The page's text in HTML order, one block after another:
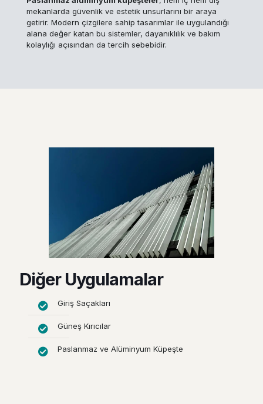
mekanlarda güvenlik ve estetik unsurlarını bir araya
getirir. Modern çizgilere sahip tasarımlar ile uygulandığı
alana değer katan bu sistemler, dayanıklılık ve bakım
kolaylığı açısından da tercih sebebidir.
Diğer Uygulamalar
Giriş Saçakları
Güneş Kırıcılar
Paslanmaz ve Alüminyum Küpeşte